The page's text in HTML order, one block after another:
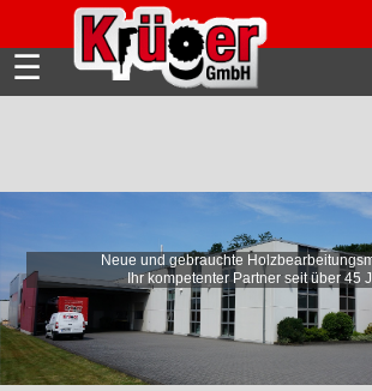
☰
Neue und gebrauchte
Ihr kompetenter Partner seit über 45